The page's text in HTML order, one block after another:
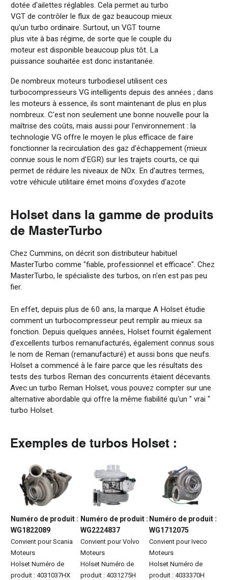
dotée d'ailettes réglables. Cela permet au turbo
VGT de contrôler le flux de gaz beaucoup mieux
qu'un turbo ordinaire. Surtout, un VGT tourne
plus vite à bas régime, de sorte que le couple du
moteur est disponible beaucoup plus tôt. La
puissance souhaitée est donc instantanée.
De nombreux moteurs turbodiesel utilisent ces
turbocompresseurs VG intelligents depuis des années ; dans
les moteurs à essence, ils sont maintenant de plus en plus
nombreux. C'est non seulement une bonne nouvelle pour la
maîtrise des coûts, mais aussi pour l'environnement : la
technologie VG offre le moyen le plus efficace de faire
fonctionner la recirculation des gaz d'échappement (mieux
connue sous le nom d'EGR) sur les trajets courts, ce qui
permet de réduire les niveaux de NOx. En d'autres termes,
votre véhicule utilitaire émet moins d'oxydes d'azote
Holset dans la gamme de produits
de MasterTurbo
Chez Cummins, on décrit son distributeur habituel
MasterTurbo comme "fiable, professionnel et efficace". Chez
MasterTurbo, le spécialiste des turbos, on n'en est pas peu
fier.
En effet, depuis plus de 60 ans, la marque A Holset étudie
comment un turbocompresseur peut remplir au mieux sa
fonction. Depuis quelques années, Holset fournit également
d'excellents turbos remanufacturés, également connus sous
le nom de Reman (remanufacturé) et aussi bons que neufs.
Holset a commencé à le faire parce que les résultats des
tests des turbos Reman des concurrents étaient décevants.
Avec un turbo Reman Holset, vous pouvez compter sur une
alternative abordable qui offre la même fiabilité qu'un " vrai "
turbo Holset.
Exemples de turbos Holset :
Numéro de produit :
WG1822089
Convient pourScania
Moteurs
Holset Numéro de
produit : 4031037HX
Numéro de produit :
WG2224837
Convient pourVolvo
Moteurs
Holset Numéro de
produit : 4031275H
Numéro de produit :
WG1712075
Convient pour Iveco
Moteurs
Holset Numéro de
produit : 4033370H